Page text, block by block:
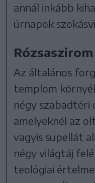
annál inkább
úrnapok
Az általános
templom
négy szabadtéri
amelyeknél az
vagyis supellát
négy világtáj
teológiai